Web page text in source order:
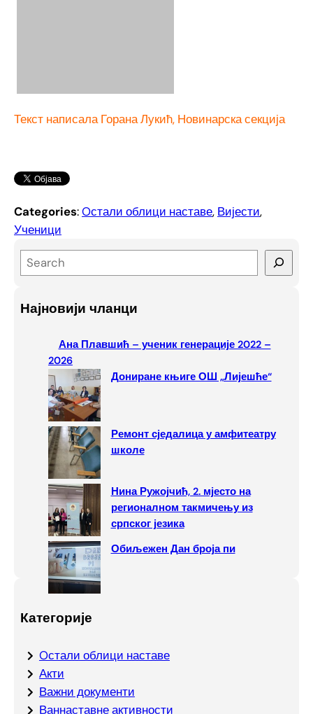
Текст написала Горана Лукић, Новинарска секција
Categories:Oстали облици наставе, Вијести
Ученици
e
rНајновији чланци
Ана Плавшић – ученик генерације 2022 –
2026
Дониране књиге ОШ „Лијешће“
Ремонт сједалица у амфитеатру
школе
Нина Ружојчић, 2. мјесто на
регионалном такмичењу из
српског језика
Обиљежен Дан броја пи
Категорије
Oстали облици наставе
Акти
Важни документи
Ваннаставне активности